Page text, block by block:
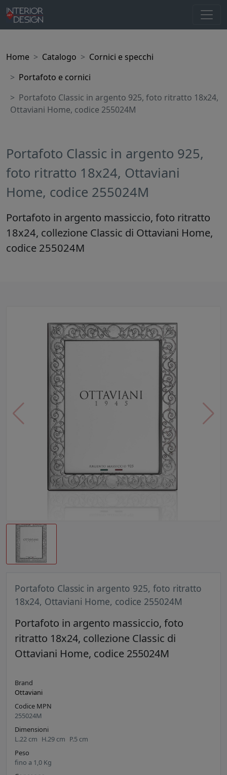
Home Catalogo
Cornici e specchi
Portafoto e cornici
Portafoto Classic in argento 925, foto ritratto 18x24,
Ottaviani Home, codice 255024M
Portafoto Classic in argento 925,
foto ritratto 18x24, Ottaviani
Home, codice 255024M
Portafoto in argento massiccio, foto ritratto
18x24, collezione Classic di Ottaviani Home,
codice 255024M
Portafoto Classic in argento 925, foto ritratto
18x24, Ottaviani Home, codice 255024M
Portafoto in argento massiccio, foto
ritratto 18x24, collezione Classic di
Ottaviani Home, codice 255024M
Brand
Ottaviani
Codice MPN
255024M
Dimensioni
L.22 cm H.29 cm P.5 cm
Peso
fino a 1,0 Kg